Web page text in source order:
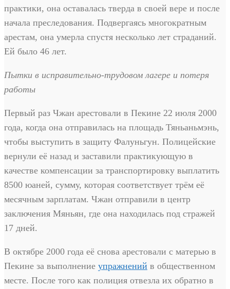
практики, она оставалась тверда в своей вере и после
начала преследования. Подвергаясь многократным
арестам, она умерла спустя несколько лет страданий.
Ей было 46 лет.
Пытки в исправительно-трудовом лагере и потеря
работы
Первый раз Чжан арестовали в Пекине 22 июля 2000
года, когда она отправилась на площадь Тяньаньмэнь,
чтобы выступить в защиту Фалуньгун. Полицейские
вернули её назад и заставили практикующую в
качестве компенсации за транспортировку выплатить
8500 юаней, сумму, которая соответствует трём её
месячным зарплатам. Чжан отправили в центр
заключения Мяньян, где она находилась под стражей
17 дней.
В октябре 2000 года её снова арестовали с матерью в
Пекине за выполнение упражнений в общественном
месте. После того как полиция отвезла их обратно в